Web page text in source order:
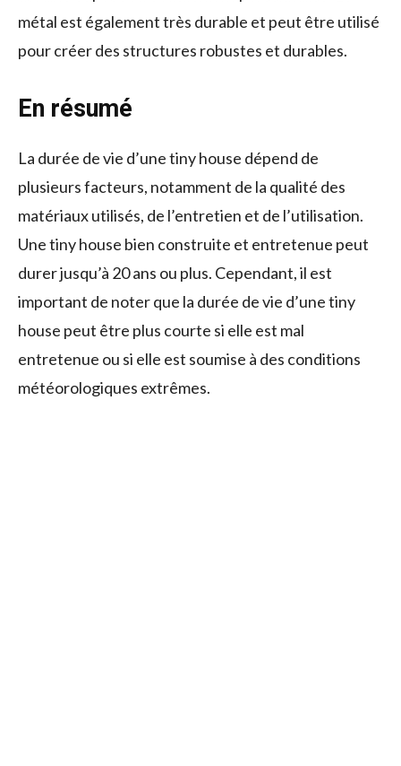
métal est également très durable et peut être utilisé
pour créer des structures robustes et durables.
En résumé
La durée de vie d’une tiny house dépend de
plusieurs facteurs, notamment de la qualité des
matériaux utilisés, de l’entretien et de l’utilisation.
Une tiny house bien construite et entretenue peut
durer jusqu’à 20 ans ou plus. Cependant, il est
important de noter que la durée de vie d’une tiny
house peut être plus courte si elle est mal
entretenue ou si elle est soumise à des conditions
météorologiques extrêmes.